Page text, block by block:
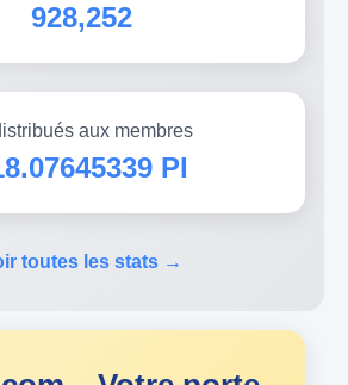
928,252
aux membres
PI
toutes les stats →